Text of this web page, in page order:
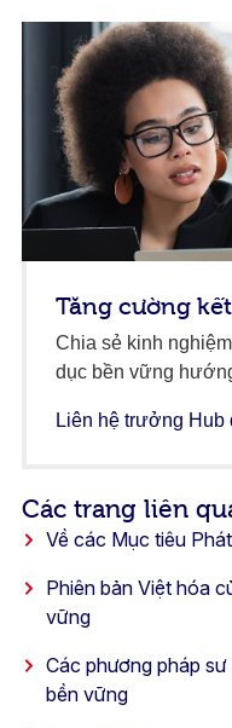
Tăng cường
Chia sẻ kinh
dục bền vững
Liên hệ trưởng Hub
Các trang liên
Về các Mục tiêu
Phiên bản Việt hóa
vững
Các phương pháp
bền vững